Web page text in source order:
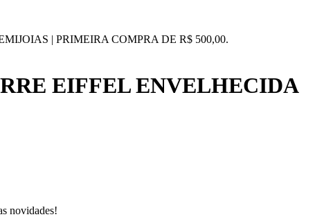
| PRIMEIRA COMPRA DE R$ 500,00.
EIFFEL ENVELHECIDA
novidades!